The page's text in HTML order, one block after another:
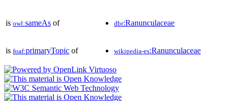
is owl:sameAs of dbr:Ranunculaceae
is foaf:primaryTopic of wikipedia-es:Ranunculaceae